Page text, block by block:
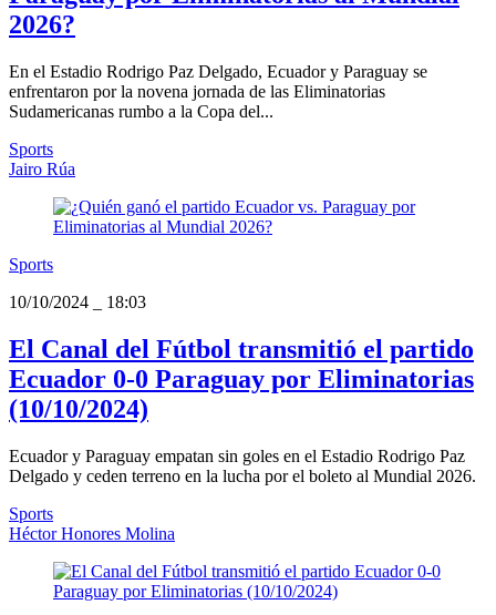
2026?
En el Estadio Rodrigo Paz Delgado, Ecuador y Paraguay se
enfrentaron por la novena jornada de las Eliminatorias
Sudamericanas rumbo a la Copa del...
Sports
Jairo Rúa
Sports
10/10/2024
18:03
El Canal del Fútbol transmitió el partido
Ecuador 0-0 Paraguay por Eliminatorias
(10/10/2024)
Ecuador y Paraguay empatan sin goles en el Estadio Rodrigo Paz
Delgado y ceden terreno en la lucha por el boleto al Mundial 2026.
Sports
Héctor Honores Molina